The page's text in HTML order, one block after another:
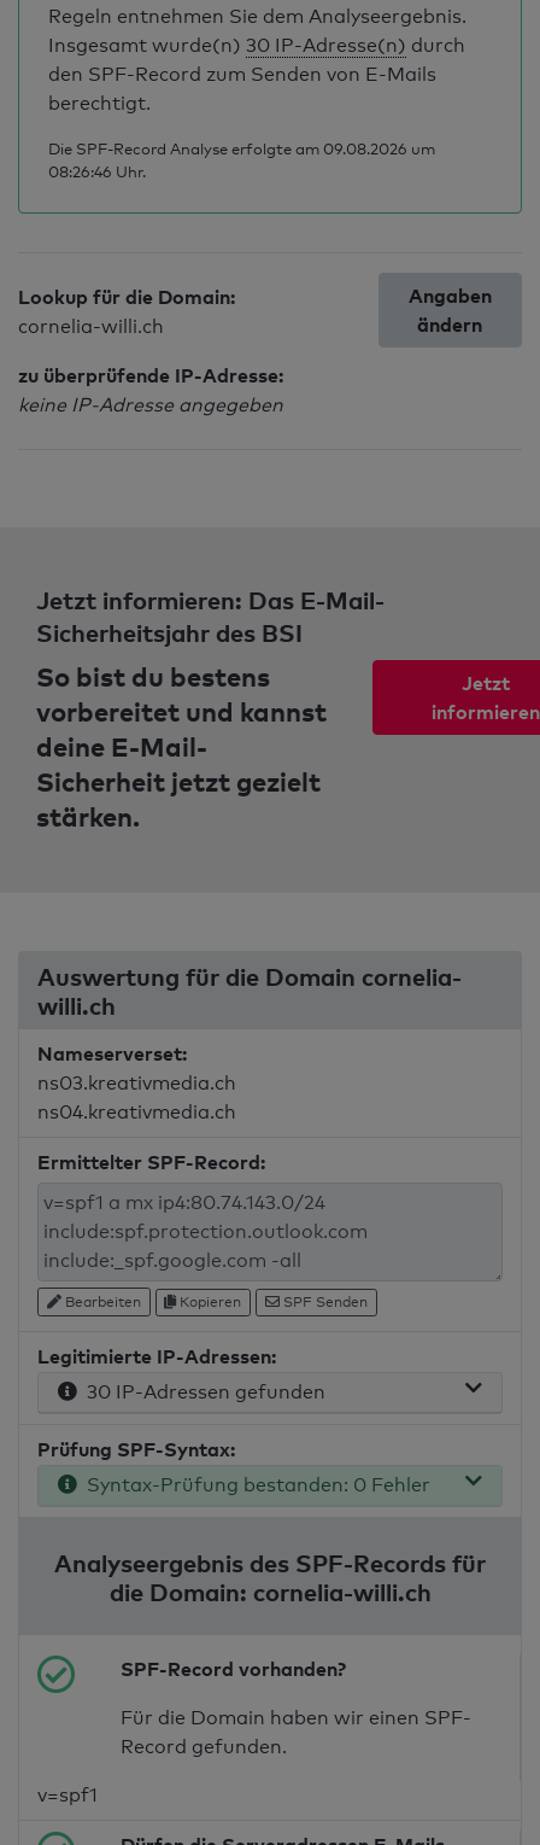
Regeln entnehmen Sie dem Analyseergebnis.
Insgesamt wurde(n) 30 IP-Adresse(n) durch
den SPF-Record zum Senden von E-Mails
berechtigt.
Die SPF-Record Analyse erfolgte am 09.08.2026 um
08:26:46 Uhr.
Lookup für die Domain:
cornelia-willi.ch
zu überprüfende IP-Adresse:
keine IP-Adresse angegeben
Angaben
ändern
Jetzt informieren: Das E-Mail-
Sicherheitsjahr des BSI
So bist du bestens
vorbereitet und kannst
deine E-Mail-
Sicherheit jetzt gezielt
stärken.
Jetzt
informieren
Auswertung für die Domain cornelia-
willi.ch
Nameserverset:
ns03.kreativmedia.ch
ns04.kreativmedia.ch
Ermittelter SPF-Record:
Bearbeiten Kopieren SPF Senden
Legitimierte IP-Adressen:
30 IP-Adressen gefunden
Prüfung SPF-Syntax:
Syntax-Prüfung bestanden: 0 Fehler
Analyseergebnis des SPF-Records für
die Domain: cornelia-willi.ch
SPF-Record vorhanden?
Für die Domain haben wir einen SPF-
Record gefunden.
v=spf1